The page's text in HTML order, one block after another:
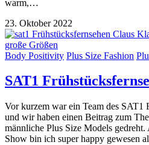
warm,…
23. Oktober 2022
Body Positivity Plus Size Fashion
SAT1
Vor kurzem war ein Team des SAT1
und wir haben einen Beitrag zum
männliche Plus Size Models
Show bin ich super happy gewesen